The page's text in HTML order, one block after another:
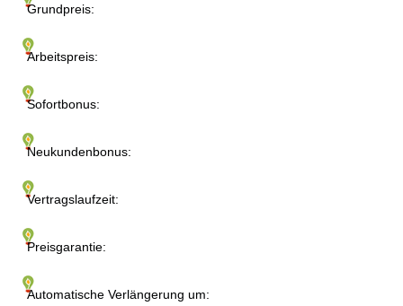
Grundpreis:
Arbeitspreis:
Sofortbonus:
Neukundenbonus:
Vertragslaufzeit:
Preisgarantie:
Automatische Verlängerung um: